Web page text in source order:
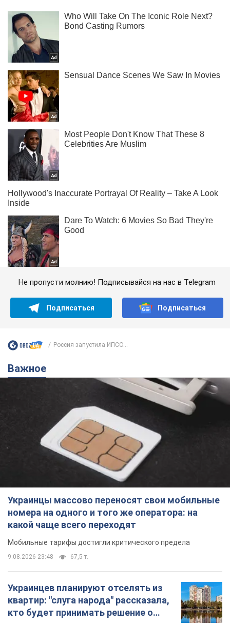
Не пропусти молнию! Подписывайся на нас в Telegram
Подписаться Подписаться
Россия запустила ИПСО...
Важное
Украинцы массово переносят свои мобильные
номера на одного и того же оператора: на
какой чаще всего переходят
Мобильные тарифы достигли критического предела
9.08.2026 23:48 67,5 т.
Украинцев планируют отселять из
квартир: "слуга народа" рассказала,
кто будет принимать решение о